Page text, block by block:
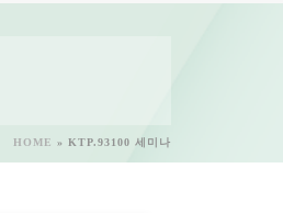
HOME » KTP.93100 세미나